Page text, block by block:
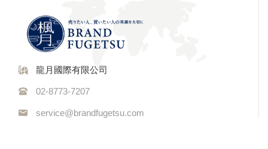
龍月國際有限公司
02-8773-7207
service@brandfugetsu.com